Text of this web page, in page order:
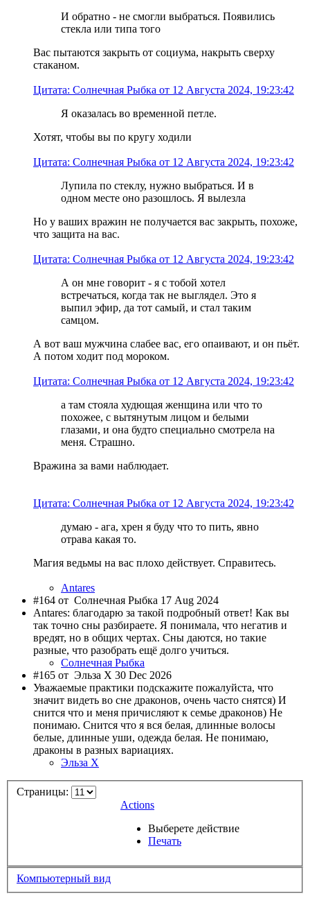
И обратно - не смогли выбраться. Появились
стекла или типа того
Вас пытаются закрыть от социума, накрыть сверху
стаканом.
Цитата: Солнечная Рыбка от 12 Августа 2024, 19:23:42
Я оказалась во временной петле.
Хотят, чтобы вы по кругу ходили
Цитата: Солнечная Рыбка от 12 Августа 2024, 19:23:42
Лупила по стеклу, нужно выбраться. И в
одном месте оно разошлось. Я вылезла
Но у ваших вражин не получается вас закрыть, похоже,
что защита на вас.
Цитата: Солнечная Рыбка от 12 Августа 2024, 19:23:42
А он мне говорит - я с тобой хотел
встречаться, когда так не выглядел. Это я
выпил эфир, да тот самый, и стал таким
самцом.
А вот ваш мужчина слабее вас, его опаивают, и он пьёт.
А потом ходит под мороком.
Цитата: Солнечная Рыбка от 12 Августа 2024, 19:23:42
а там стояла худющая женщина или что то
похожее, с вытянутым лицом и белыми
глазами, и она будто специально смотрела на
меня. Страшно.
Вражина за вами наблюдает.
Цитата: Солнечная Рыбка от 12 Августа 2024, 19:23:42
думаю - ага, хрен я буду что то пить, явно
отрава какая то.
Магия ведьмы на вас плохо действует. Справитесь.
Antares
#164 от Солнечная Рыбка 17 Aug 2024
Antares: благодарю за такой подробный ответ! Как вы
так точно сны разбираете. Я понимала, что негатив и
вредят, но в общих чертах. Сны даются, но такие
разные, что разобрать ещё долго учиться.
Солнечная Рыбка
#165 от Эльза Х 30 Dec 2026
Уважаемые практики подскажите пожалуйста, что
значит видеть во сне драконов, очень часто снятся) И
снится что и меня причисляют к семье драконов) Не
понимаю. Снится что я вся белая, длинные волосы
белые, длинные уши, одежда белая. Не понимаю,
драконы в разных вариациях.
Эльза Х
Страницы:
Actions
Выберете действие
Печать
Компьютерный вид